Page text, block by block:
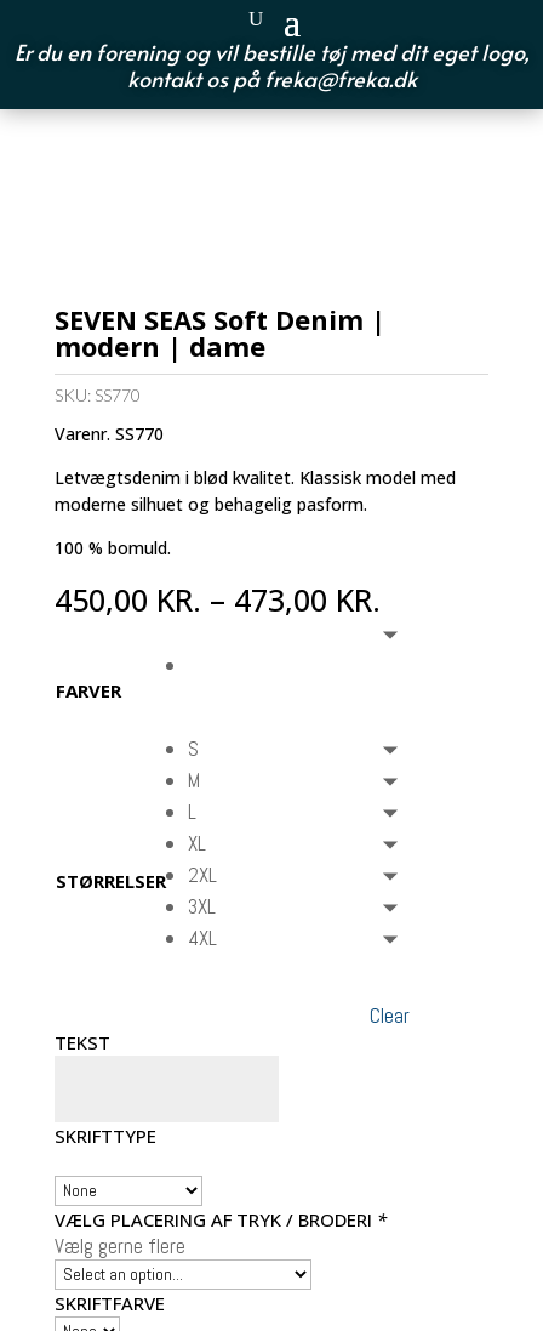
Er du en forening og vil bestille tøj med dit eget logo,
kontakt os på freka@freka.dk
SEVEN SEAS Soft Denim |
modern | dame
SKU: SS770
Varenr. SS770
Letvægtsdenim i blød kvalitet. Klassisk model med
moderne silhuet og behagelig pasform.
100 % bomuld.
450,00 KR. – 473,00 KR.
FARVER
STØRRELSER
S
M
L
XL
2XL
3XL
4XL
Clear
TEKST
SKRIFTTYPE
VÆLG PLACERING AF TRYK / BRODERI *
Vælg gerne flere
SKRIFTFARVE